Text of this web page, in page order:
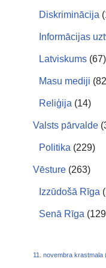
Diskriminācija
Informācijas
Latviskums (67)
Masu mediji
Reliģija (14)
Valsts pārvalde
Politika (229)
Vēsture (263)
Izzūdošā Rīga
Senā Rīga
11. novembra krastmala